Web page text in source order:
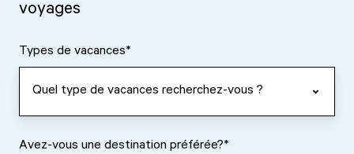
voyages
Types de vacances*
Avez-vous une destination préférée?*